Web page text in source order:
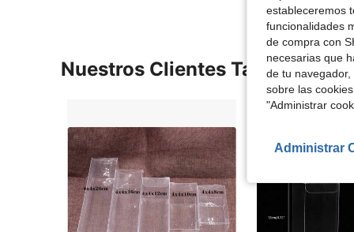
Nuestros Clientes También
estableceremos
funcionalidades
de compra con
necesarias que
de tu
sobre las
"Administrar
Administrar